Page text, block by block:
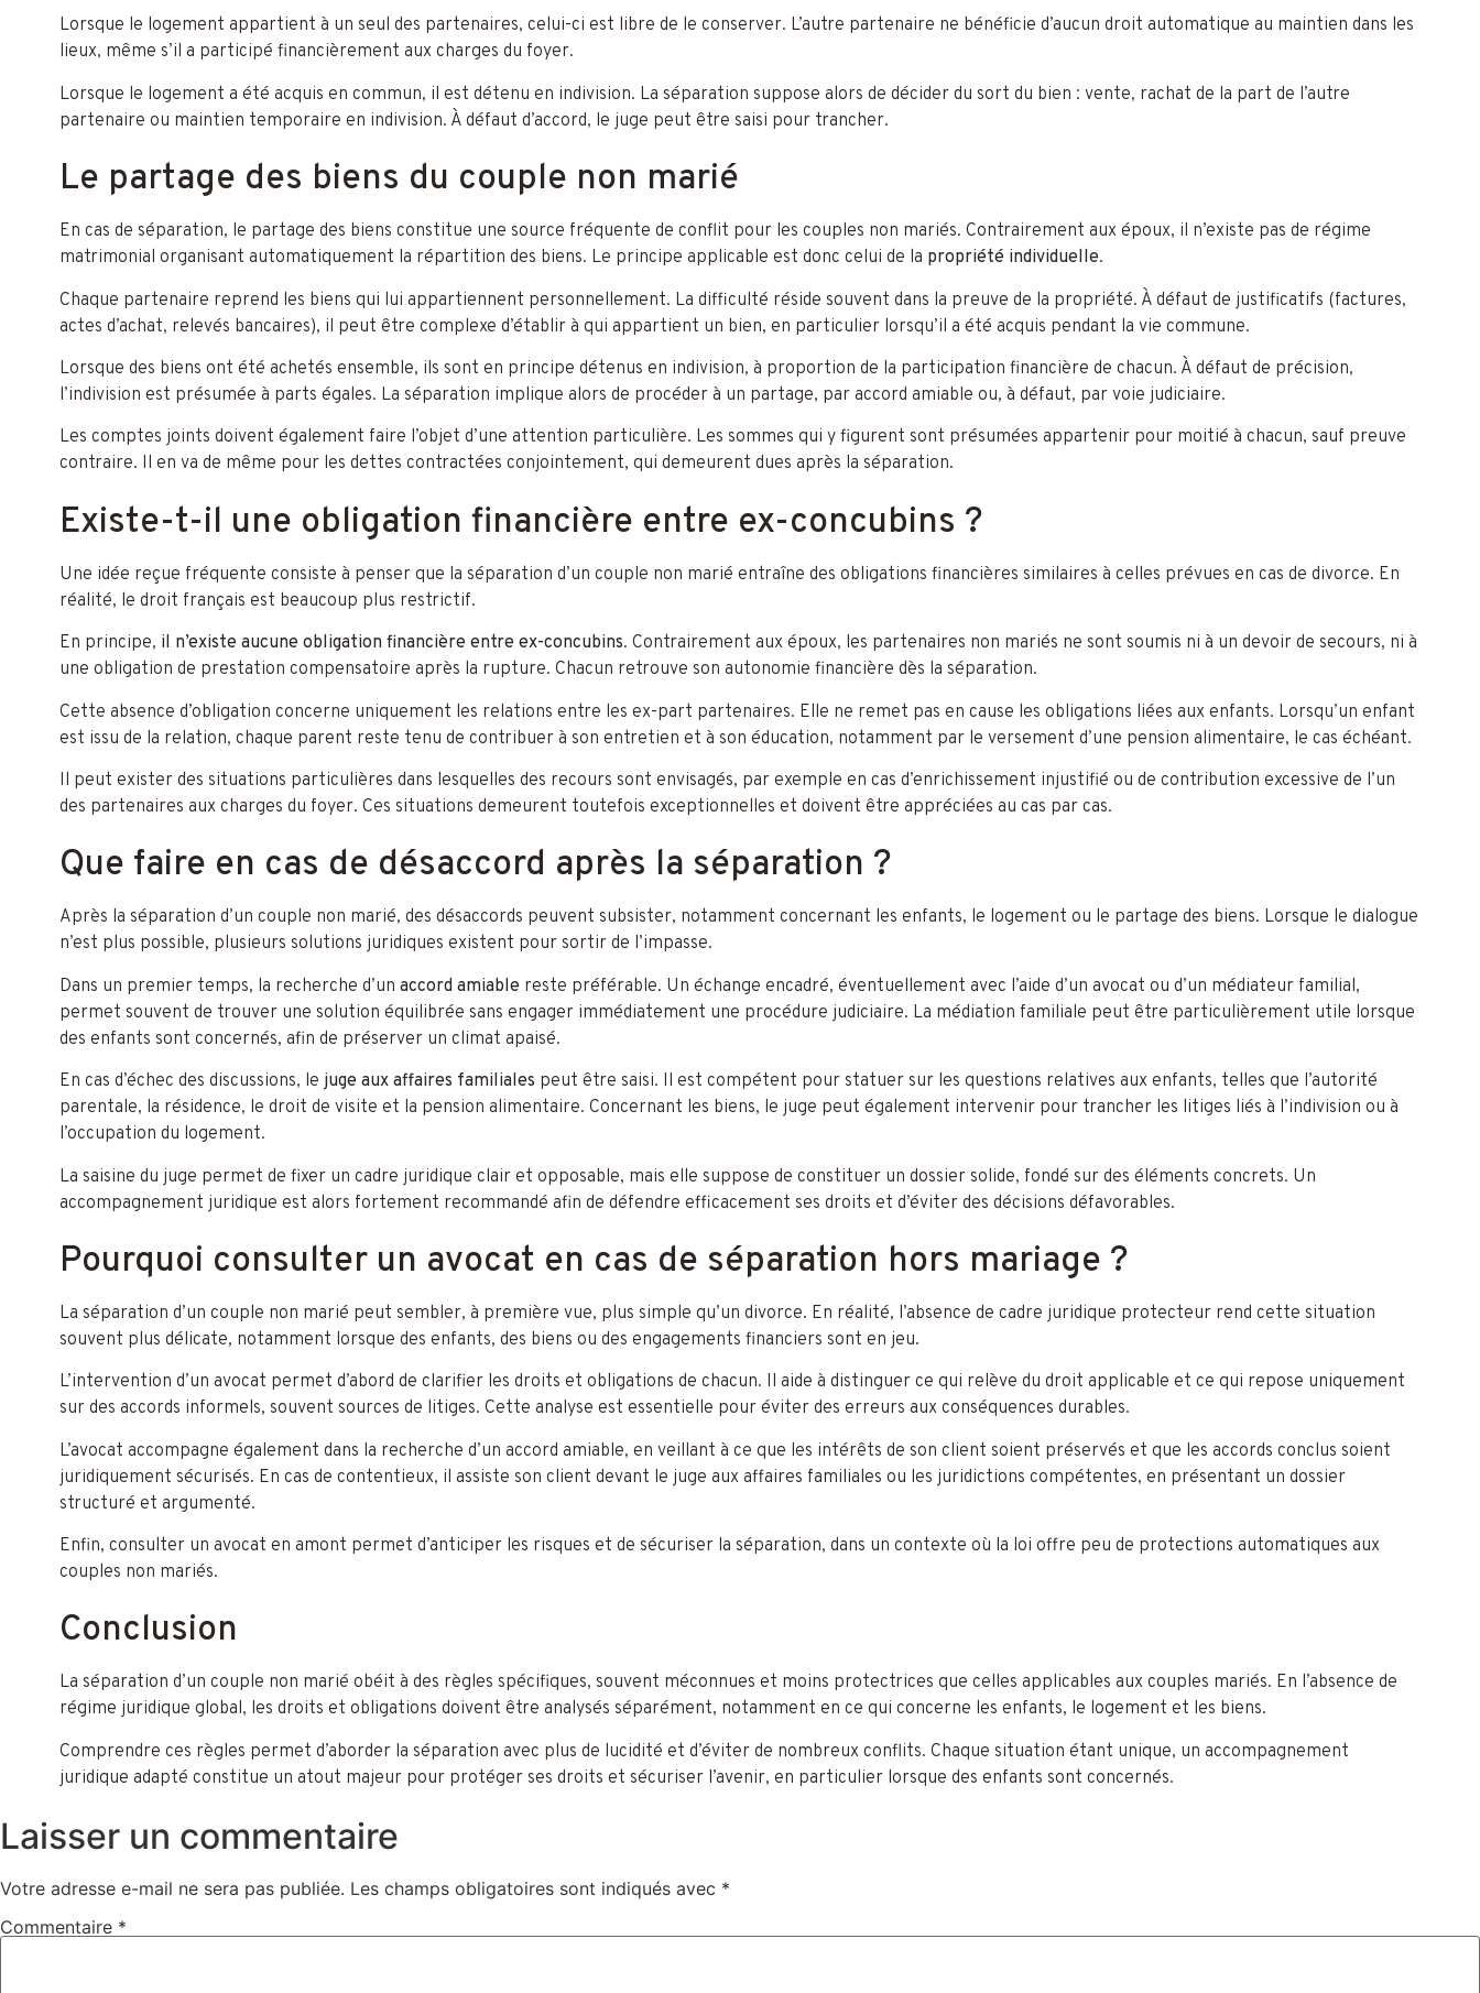
Lorsque le logement appartient à un seul des partenaires, celui-ci est libre de le conserver. L’autre partenaire ne bénéficie d’aucun droit automatique au maintien dans les
lieux, même s’il a participé financièrement aux charges du foyer.
Lorsque le logement a été acquis en commun, il est détenu en indivision. La séparation suppose alors de décider du sort du bien : vente, rachat de la part de l’autre
partenaire ou maintien temporaire en indivision. À défaut d’accord, le juge peut être saisi pour trancher.
Le partage des biens du couple non marié
En cas de séparation, le partage des biens constitue une source fréquente de conflit pour les couples non mariés. Contrairement aux époux, il n’existe pas de régime
matrimonial organisant automatiquement la répartition des biens. Le principe applicable est donc celui de la propriété individuelle.
Chaque partenaire reprend les biens qui lui appartiennent personnellement. La difficulté réside souvent dans la preuve de la propriété. À défaut de justificatifs (factures,
actes d’achat, relevés bancaires), il peut être complexe d’établir à qui appartient un bien, en particulier lorsqu’il a été acquis pendant la vie commune.
Lorsque des biens ont été achetés ensemble, ils sont en principe détenus en indivision, à proportion de la participation financière de chacun. À défaut de précision,
l’indivision est présumée à parts égales. La séparation implique alors de procéder à un partage, par accord amiable ou, à défaut, par voie judiciaire.
Les comptes joints doivent également faire l’objet d’une attention particulière. Les sommes qui y figurent sont présumées appartenir pour moitié à chacun, sauf preuve
contraire. Il en va de même pour les dettes contractées conjointement, qui demeurent dues après la séparation.
Existe-t-il une obligation financière entre ex-concubins ?
Une idée reçue fréquente consiste à penser que la séparation d’un couple non marié entraîne des obligations financières similaires à celles prévues en cas de divorce. En
réalité, le droit français est beaucoup plus restrictif.
En principe, il n’existe aucune obligation financière entre ex-concubins. Contrairement aux époux, les partenaires non mariés ne sont soumis ni à un devoir de secours, ni à
une obligation de prestation compensatoire après la rupture. Chacun retrouve son autonomie financière dès la séparation.
Cette absence d’obligation concerne uniquement les relations entre les ex-part partenaires. Elle ne remet pas en cause les obligations liées aux enfants. Lorsqu’un enfant
est issu de la relation, chaque parent reste tenu de contribuer à son entretien et à son éducation, notamment par le versement d’une pension alimentaire, le cas échéant.
Il peut exister des situations particulières dans lesquelles des recours sont envisagés, par exemple en cas d’enrichissement injustifié ou de contribution excessive de l’un
des partenaires aux charges du foyer. Ces situations demeurent toutefois exceptionnelles et doivent être appréciées au cas par cas.
Que faire en cas de désaccord après la séparation ?
Après la séparation d’un couple non marié, des désaccords peuvent subsister, notamment concernant les enfants, le logement ou le partage des biens. Lorsque le dialogue
n’est plus possible, plusieurs solutions juridiques existent pour sortir de l’impasse.
Dans un premier temps, la recherche d’un accord amiable reste préférable. Un échange encadré, éventuellement avec l’aide d’un avocat ou d’un médiateur familial,
permet souvent de trouver une solution équilibrée sans engager immédiatement une procédure judiciaire. La médiation familiale peut être particulièrement utile lorsque
des enfants sont concernés, afin de préserver un climat apaisé.
En cas d’échec des discussions, le juge aux affaires familiales peut être saisi. Il est compétent pour statuer sur les questions relatives aux enfants, telles que l’autorité
parentale, la résidence, le droit de visite et la pension alimentaire. Concernant les biens, le juge peut également intervenir pour trancher les litiges liés à l’indivision ou à
l’occupation du logement.
La saisine du juge permet de fixer un cadre juridique clair et opposable, mais elle suppose de constituer un dossier solide, fondé sur des éléments concrets. Un
accompagnement juridique est alors fortement recommandé afin de défendre efficacement ses droits et d’éviter des décisions défavorables.
Pourquoi consulter un avocat en cas de séparation hors mariage ?
La séparation d’un couple non marié peut sembler, à première vue, plus simple qu’un divorce. En réalité, l’absence de cadre juridique protecteur rend cette situation
souvent plus délicate, notamment lorsque des enfants, des biens ou des engagements financiers sont en jeu.
L’intervention d’un avocat permet d’abord de clarifier les droits et obligations de chacun. Il aide à distinguer ce qui relève du droit applicable et ce qui repose uniquement
sur des accords informels, souvent sources de litiges. Cette analyse est essentielle pour éviter des erreurs aux conséquences durables.
L’avocat accompagne également dans la recherche d’un accord amiable, en veillant à ce que les intérêts de son client soient préservés et que les accords conclus soient
juridiquement sécurisés. En cas de contentieux, il assiste son client devant le juge aux affaires familiales ou les juridictions compétentes, en présentant un dossier
structuré et argumenté.
Enfin, consulter un avocat en amont permet d’anticiper les risques et de sécuriser la séparation, dans un contexte où la loi offre peu de protections automatiques aux
couples non mariés.
Conclusion
La séparation d’un couple non marié obéit à des règles spécifiques, souvent méconnues et moins protectrices que celles applicables aux couples mariés. En l’absence de
régime juridique global, les droits et obligations doivent être analysés séparément, notamment en ce qui concerne les enfants, le logement et les biens.
Comprendre ces règles permet d’aborder la séparation avec plus de lucidité et d’éviter de nombreux conflits. Chaque situation étant unique, un accompagnement
juridique adapté constitue un atout majeur pour protéger ses droits et sécuriser l’avenir, en particulier lorsque des enfants sont concernés.
Laisser un commentaire
Votre adresse e-mail ne sera pas publiée. Les champs obligatoires sont indiqués avec *
Commentaire *